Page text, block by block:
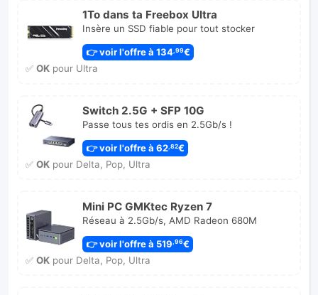
1To dans ta Freebox Ultra
Insère un SSD fiable pour tout stocker
👉 voir l'offre à 134,99€
✅ OKpour Ultra
Switch 2.5G + SFP 10G
Passe tous tes ordis en 2.5Gb/s !
👉 voir l'offre à 62,82€
✅ OKpour Delta, Pop, Ultra
Mini PC GMKtec Ryzen 7
Réseau à 2.5Gb/s, AMD Radeon 680M
👉 voir l'offre à 519,96€
✅ OKpour Delta, Pop, Ultra